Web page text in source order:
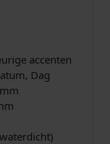
accenten
Dag